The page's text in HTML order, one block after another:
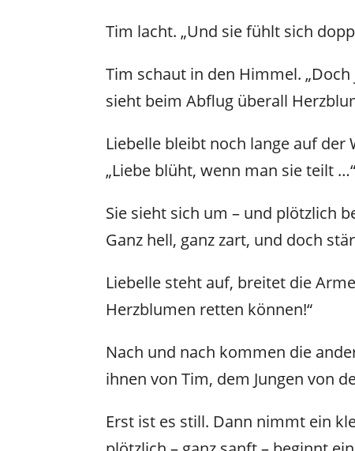
Tim lacht. „Und sie fühlt sich
Tim schaut in den Himmel.
sieht beim Abflug überall
Liebelle bleibt noch lange auf der
„Liebe blüht, wenn man sie teilt
Sie sieht sich um – und plötzlich
Ganz hell, ganz zart, und doch
Liebelle steht auf, breitet die
Herzblumen retten können!“
Nach und nach kommen die
ihnen von Tim, dem Jungen von
Erst ist es still. Dann nimmt ein